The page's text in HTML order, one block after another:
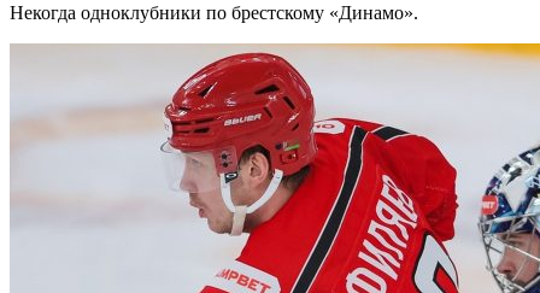
Некогда одноклубники по брестскому «Динамо».